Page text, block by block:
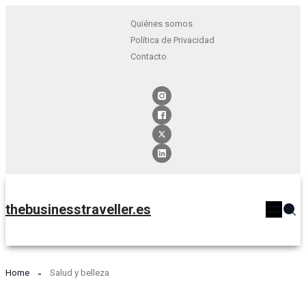
Quiénes somos
Política de Privacidad
Contacto
thebusinesstraveller.es
Home Salud y belleza